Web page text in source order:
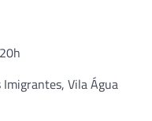
Imigrantes, Vila Água